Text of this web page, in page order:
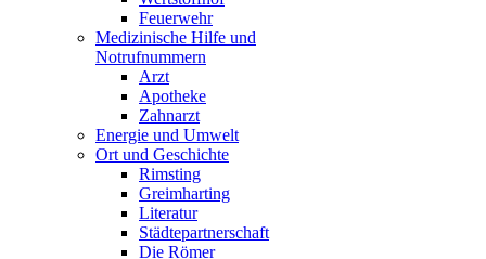
Feuerwehr
Medizinische Hilfe und
Notrufnummern
Arzt
Apotheke
Zahnarzt
Energie und Umwelt
Ort und Geschichte
Rimsting
Greimharting
Literatur
Städtepartnerschaft
Die Römer